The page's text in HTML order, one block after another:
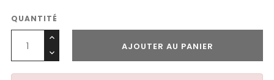
QUANTITÉ
AJOUTER AU PANIER